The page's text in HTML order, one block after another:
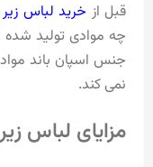
قبل از خرید لباس
چه موادی تولید شده
جنس اسپان باند
نمی کند.
مزایای لباس